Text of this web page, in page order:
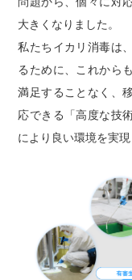
大きくなりました。
私たちイカリ消毒は
るために、これから
満足することなく、
応できる「高度な技
により良い環境を実現